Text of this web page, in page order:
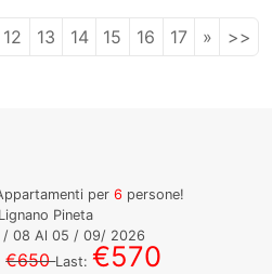
12 13 14 15 16 17 » >>
per6 persone!
Pineta
/ 08 Al05 / 09/ 2026
€650Last:€570